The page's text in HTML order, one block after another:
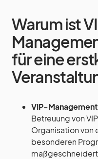
Warum ist
für eine
VIP-Management
Betreuung von
Organisation von
besonderen